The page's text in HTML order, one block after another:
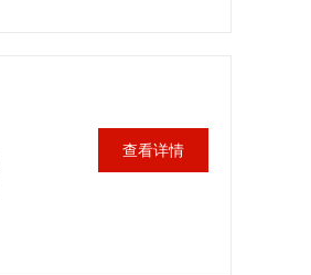
查看详情